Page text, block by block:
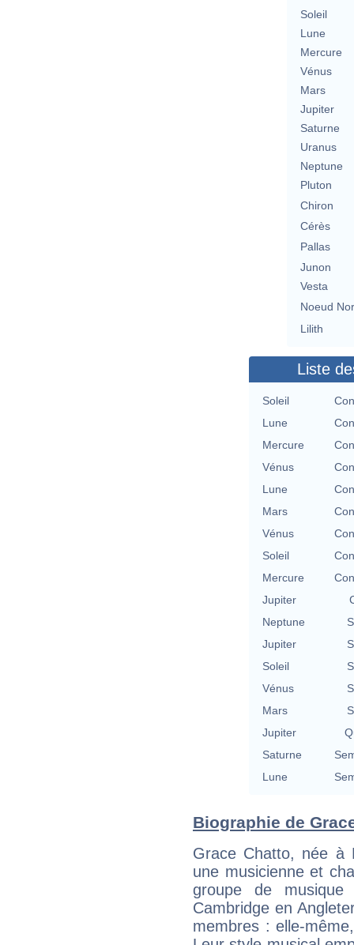
Soleil
Lune
Mercure
Vénus
Mars
Jupiter
Saturne
Uranus
Neptune
Pluton
Chiron
Cérès
Pallas
Junon
Vesta
Noeud
Lilith
Liste
Soleil
Lune
Mercure
Vénus
Lune
Mars
Vénus
Soleil
Mercure
Jupiter
Neptune
Jupiter
Soleil
Vénus
Mars
Jupiter
Saturne
Lune
Biographie de
Grace Chatto, née à
une musicienne et
groupe de musique
Cambridge en
membres : elle-